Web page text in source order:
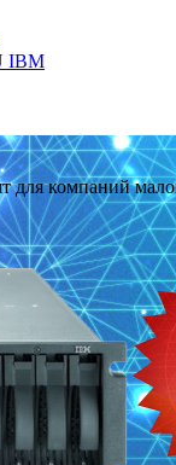
IBM
для компаний